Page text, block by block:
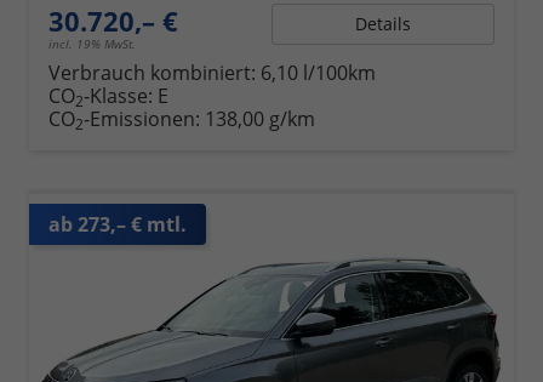
30.720,– €
incl. 19% MwSt.
Details
Verbrauch kombiniert: 6,10 l/100km
CO2-Klasse: E
CO2-Emissionen: 138,00 g/km
ab 273,– € mtl.